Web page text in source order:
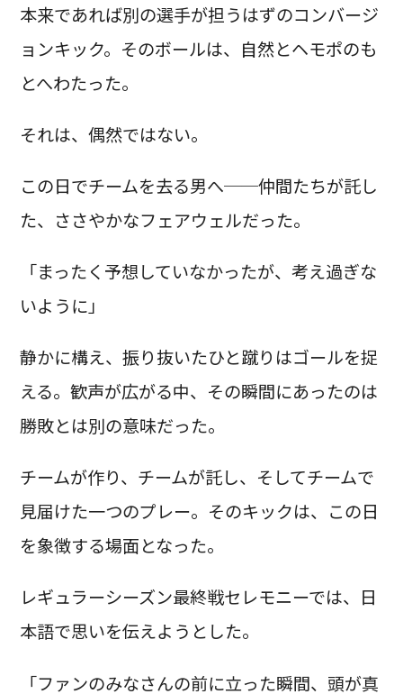
本来であれば別の選手が担うはずのコンバージ
ョンキック。そのボールは、自然とヘモポのも
とへわたった。
それは、偶然ではない。
この日でチームを去る男へ──仲間たちが託し
た、ささやかなフェアウェルだった。
「まったく予想していなかったが、考え過ぎな
いように」
静かに構え、振り抜いたひと蹴りはゴールを捉
える。歓声が広がる中、その瞬間にあったのは
勝敗とは別の意味だった。
チームが作り、チームが託し、そしてチームで
見届けた一つのプレー。そのキックは、この日
を象徴する場面となった。
レギュラーシーズン最終戦セレモニーでは、日
本語で思いを伝えようとした。
「ファンのみなさんの前に立った瞬間、頭が真